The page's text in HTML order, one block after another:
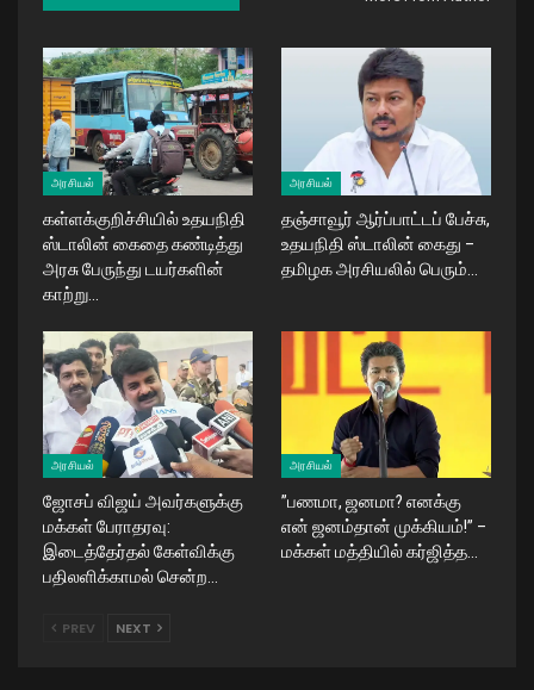
அரசியல்
கள்ளக்குறிச்சியில் உதயநிதி
ஸ்டாலின் கைதை கண்டித்து
அரசு பேருந்து டயர்களின்
காற்று…
அரசியல்
தஞ்சாவூர் ஆர்ப்பாட்டப் பேச்சு,
உதயநிதி ஸ்டாலின் கைது –
தமிழக அரசியலில் பெரும்…
அரசியல்
ஜோசப் விஜய் அவர்களுக்கு
மக்கள் பேராதரவு:
இடைத்தேர்தல் கேள்விக்கு
பதிலளிக்காமல் சென்ற…
அரசியல்
​”பணமா, ஜனமா? எனக்கு
என் ஜனம்தான் முக்கியம்!” –
மக்கள் மத்தியில் கர்ஜித்த…
PREV NEXT